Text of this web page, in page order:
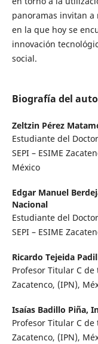
panoramas invitan
en la que hoy se
innovación
social.
Biografía del
Zeltzin Pérez
Estudiante del
SEPI – ESIME
México
Edgar Manuel
Nacional
Estudiante del
SEPI – ESIME
Ricardo Tejeida
Profesor Titular C de
Zacatenco, (IPN),
Isaías Badillo Piña,
Profesor Titular C de
Zacatenco, (IPN),